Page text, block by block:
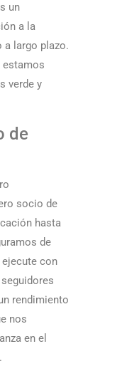
un
a la
a largo plazo.
estamos
verde y
de
socio de
hasta
de
con
rendimiento
nos
en el